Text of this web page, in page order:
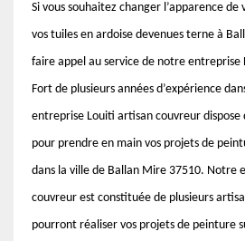
Si vous souhaitez changer l’apparence
vos tuiles en ardoise devenues terne à
faire appel au service de notre entreprise
Fort de plusieurs années d’expérience
entreprise Louiti artisan couvreur dispose
pour prendre en main vos projets de
dans la ville de Ballan Mire 37510. Notre
couvreur est constituée de plusieurs
pourront réaliser vos projets de peinture